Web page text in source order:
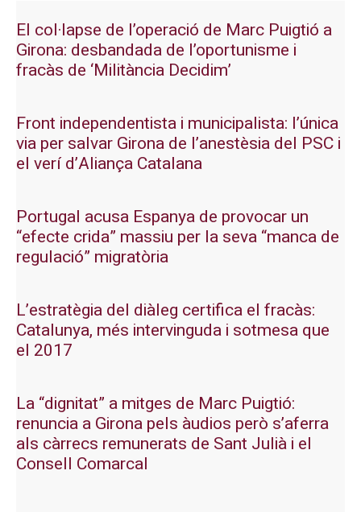
El col·lapse de l’operació de Marc Puigtió a
Girona: desbandada de l’oportunisme i
fracàs de ‘Militància Decidim’
Front independentista i municipalista: l’única
via per salvar Girona de l’anestèsia del PSC i
el verí d’Aliança Catalana
Portugal acusa Espanya de provocar un
“efecte crida” massiu per la seva “manca de
regulació” migratòria
L’estratègia del diàleg certifica el fracàs:
Catalunya, més intervinguda i sotmesa que
el 2017
La “dignitat” a mitges de Marc Puigtió:
renuncia a Girona pels àudios però s’aferra
als càrrecs remunerats de Sant Julià i el
Consell Comarcal